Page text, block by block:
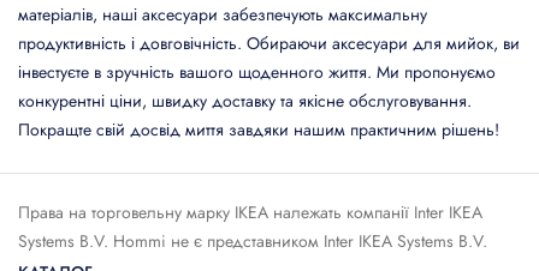
матеріалів, наші аксесуари забезпечують максимальну
продуктивність і довговічність. Обираючи аксесуари для мийок, ви
інвестуєте в зручність вашого щоденного життя. Ми пропонуємо
конкурентні ціни, швидку доставку та якісне обслуговування.
Покращте свій досвід миття завдяки нашим практичним рішень!
Права на торговельну марку IКЕА належать компанії Inter IKEA
Systems B.V. Hommi не є представником Inter IKEA Systems B.V.